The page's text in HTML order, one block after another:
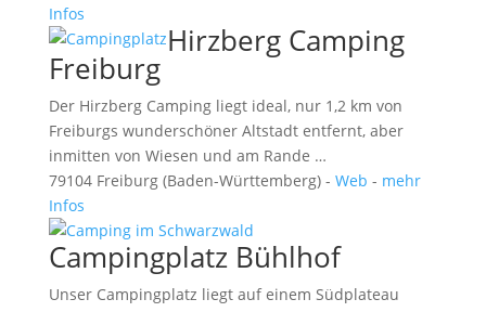
Infos
Hirzberg Camping
Freiburg
Der Hirzberg Camping liegt ideal, nur 1,2 km von
Freiburgs wunderschöner Altstadt entfernt, aber
inmitten von Wiesen und am Rande …
79104 Freiburg (Baden-Württemberg) - Web - mehr
Infos
Campingplatz Bühlhof
Unser Campingplatz liegt auf einem Südplateau